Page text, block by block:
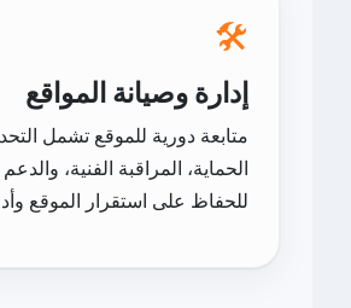
🛠️
إدارة وصيانة المواقع
متابعة دورية للموقع تشمل
الحماية، المراقبة الفنية،
للحفاظ على استقرار الموقع